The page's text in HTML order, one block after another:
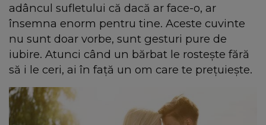
adâncul sufletului că dacă ar face-o, ar
însemna enorm pentru tine. Aceste cuvinte
nu sunt doar vorbe, sunt gesturi pure de
iubire. Atunci când un bărbat le rostește fără
să i le ceri, ai în față un om care te prețuiește.